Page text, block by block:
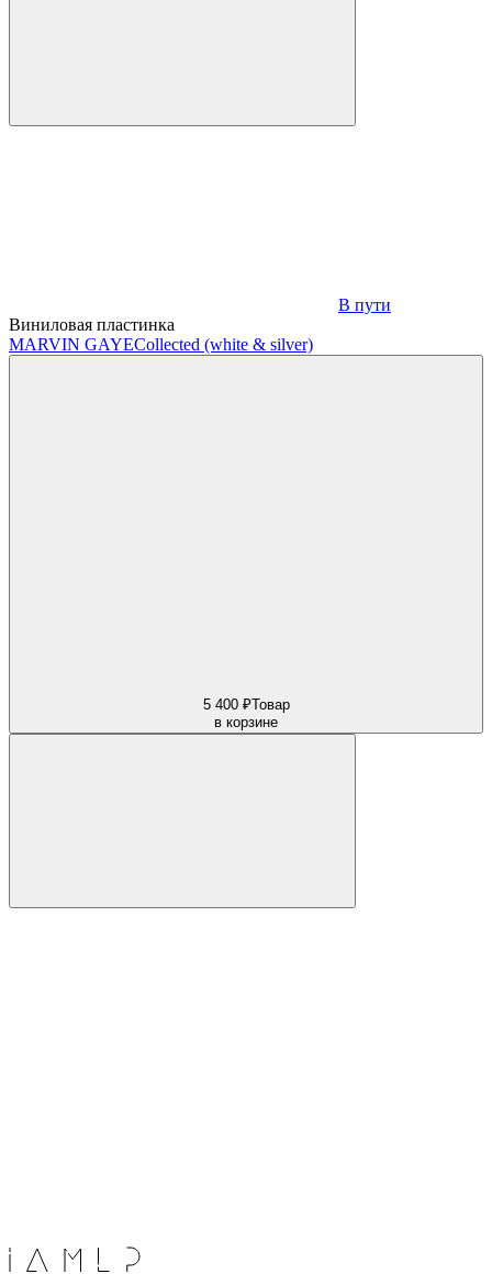
В пути
Виниловая пластинка
MARVIN GAYECollected (white & silver)
5 400 ₽Товар
в корзине